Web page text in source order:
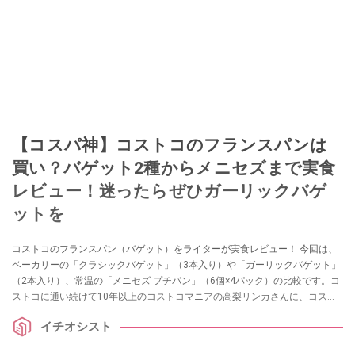
【コスパ神】コストコのフランスパンは
買い？バゲット2種からメニセズまで実食
レビュー！迷ったらぜひガーリックバゲ
ットを
コストコのフランスパン（バゲット）をライターが実食レビュー！ 今回は、
ベーカリーの「クラシックバゲット」（3本入り）や「ガーリックバゲット」
（2本入り）、常温の「メニセズ プチパン」（6個×4パック）の比較です。コ
ストコに通い続けて10年以上のコストコマニアの高梨リンカさんに、コスト
うかがいました。ぜひ、お買い物やアレンジレシピの参考にしてください
イチオシスト